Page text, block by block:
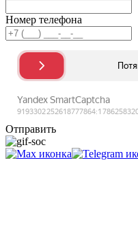
Номер телефона
Отправить